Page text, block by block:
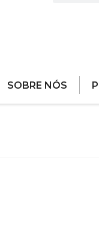
SOBRE NÓS